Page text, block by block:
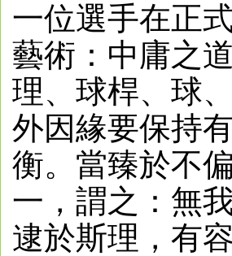
一位選手在正
藝術：中庸之
理、球桿、球
外因緣要保持
衡。當臻於不
一，謂之：無我
逮於斯理，有